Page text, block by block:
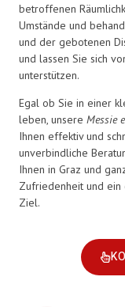
betroffenen
Umstände und
und der gebotenen
und lassen Sie sich
unterstützen.
Egal ob Sie in einer
leben, unsere Messie
Ihnen effektiv und
unverbindliche
Ihnen in Graz und
Zufriedenheit und ein
Ziel.